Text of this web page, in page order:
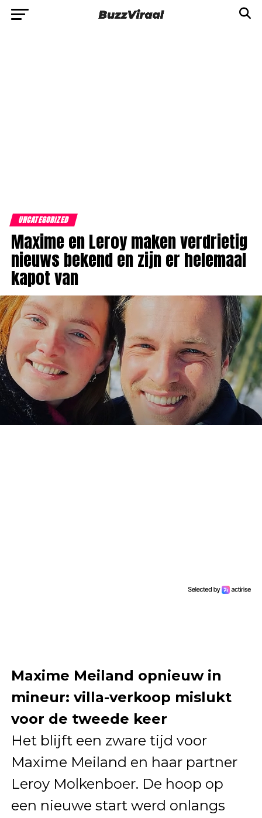
UNCATEGORIZED
Maxime en Leroy maken verdrietig
nieuws bekend en zijn er helemaal
kapot van
Maxime Meiland opnieuw in
mineur: villa-verkoop mislukt
voor de tweede keer
Het blijft een zware tijd voor
Maxime Meiland en haar partner
Leroy Molkenboer. De hoop op
een nieuwe start werd onlangs